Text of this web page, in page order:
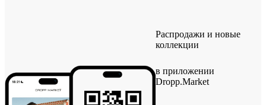
Распродажи и новые
коллекции
в приложении
Dropp.Market